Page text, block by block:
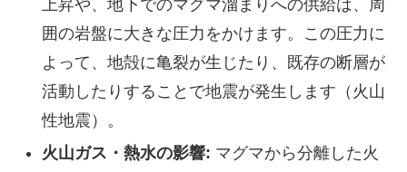
上昇や、地下でのマグマ溜まりへの供給は、周
囲の岩盤に大きな圧力をかけます。この圧力に
よって、地殻に亀裂が生じたり、既存の断層が
活動したりすることで地震が発生します（火山
性地震）。
火山ガス・熱水の影響: マグマから分離した火